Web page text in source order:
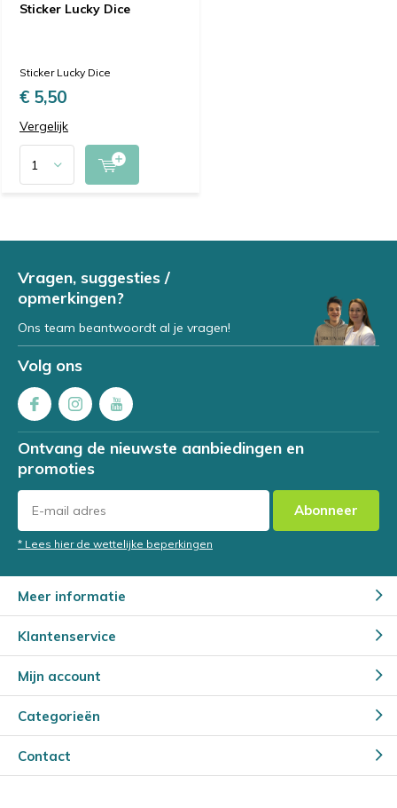
Sticker Lucky Dice
Sticker Lucky Dice
€ 5,50
Vergelijk
Vragen, suggesties /
opmerkingen?
Ons team beantwoordt al je vragen!
Volg ons
Ontvang de nieuwste aanbiedingen en
promoties
Abonneer
* Lees hier de wettelijke beperkingen
Meer informatie
Klantenservice
Mijn account
Categorieën
Contact